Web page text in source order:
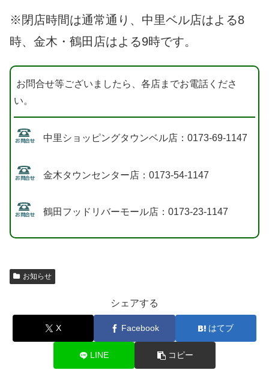
※閉店時間は通常通り、中里ベル店はよる8
時、金木・鶴田店はよる9時です。
お問合せ等ございましたら、各店までお電話くださ
い。
中里ショッピングタウンベル店：0173-69-1147
金木タウンセンター店：0173-54-1147
鶴田フッドリバーモール店：0173-23-1147
お知らせ
シェアする
X Facebook はてブ
LINE コピー